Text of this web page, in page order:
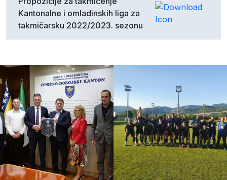
Kantonalne i omladinskih liga za
takmičarsku 2022/2023. sezonu